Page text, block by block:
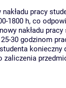
pracy
1800 h, co
nakładu
30 godzinom
zaliczenia